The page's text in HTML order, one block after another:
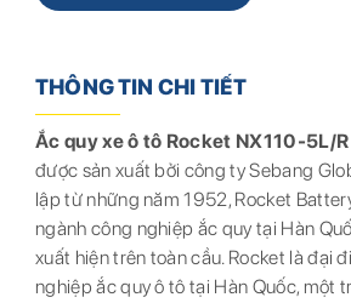
THÔNG TIN CHI TIẾT
Ắc quy xe ô tô Rocket NX110-5L/
được sản xuất bởi công ty Sebang
lập từ những năm 1952, Rocket
ngành công nghiệp ắc quy tại Hàn
xuất hiện trên toàn cầu. Rocket là đại
nghiệp ắc quy ô tô tại Hàn Quốc, một